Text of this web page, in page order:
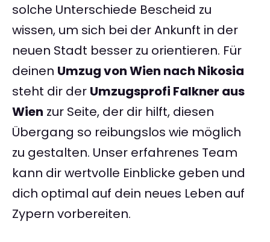
solche Unterschiede Bescheid zu
wissen, um sich bei der Ankunft in der
neuen Stadt besser zu orientieren. Für
deinen Umzug von Wien nach Nikosia
steht dir der Umzugsprofi Falkner aus
Wien zur Seite, der dir hilft, diesen
Übergang so reibungslos wie möglich
zu gestalten. Unser erfahrenes Team
kann dir wertvolle Einblicke geben und
dich optimal auf dein neues Leben auf
Zypern vorbereiten.